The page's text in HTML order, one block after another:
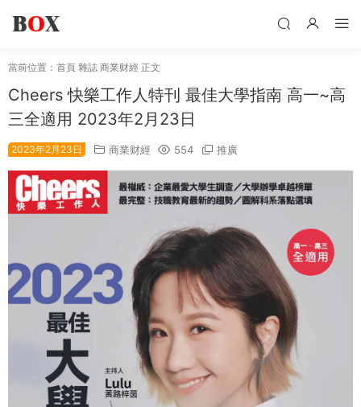
當前位置： 首頁 雜誌 商業财經 正文
Cheers 快樂工作人特刊 最佳大學指南 高一~高
三全適用 2023年2月23日
2023年2月23日 商業财經 554 推廣